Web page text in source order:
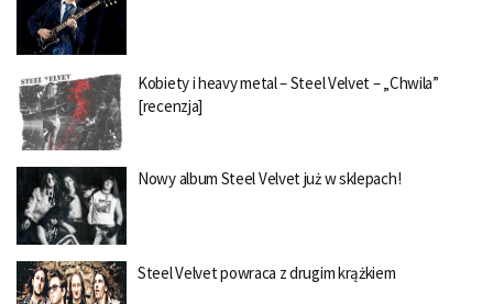
Kobiety i heavy metal – Steel Velvet – „Chwila”
[recenzja]
Nowy album Steel Velvet już w sklepach!
Steel Velvet powraca z drugim krążkiem